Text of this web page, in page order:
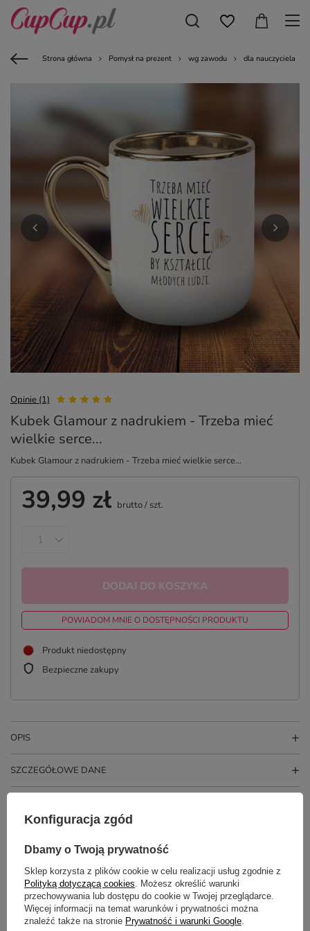
Strona główna Pomysł na prezent wg zawodu dla nauczyciela
Opinie (1)
Kubek Glamour z nadrukiem - Trzeba mieć
wielkie serce...
Kubek Glamour z nadrukiem - Trzeba mieć wielkie serce...
39,99 zł brutto/ szt.
DODAJ DO KOSZYKA
POWIADOM MNIE O DOSTĘPNOŚCI PRODUKTU
Produkt niedostępny
Bezpieczne zakupy
OPIS
SZCZEGÓŁOWE DANE
Potrzebujesz pomocy? Masz pytania?
Zadaj pytanie a my odpowiemy
niezwłocznie, najciekawsze pytania i
odpowiedzi publikując dla innych.
ZADAJ PYTANIE
Konfiguracja zgód
Dbamy o Twoją prywatność
Sklep korzysta z plików cookie w celu realizacji usług zgodnie z
Polityką dotyczącą cookies. Możesz określić warunki
przechowywania lub dostępu do cookie w Twojej przeglądarce.
Więcej informacji na temat warunków i prywatności można
znaleźć także na stronie Prywatność i warunki Google.